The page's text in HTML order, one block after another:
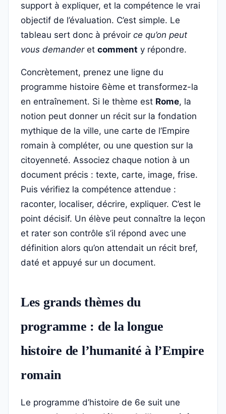
support à expliquer, et la compétence le vrai
objectif de l’évaluation. C’est simple. Le
tableau sert donc à prévoir ce qu’on peut
vous demanderet comment y répondre.
Concrètement, prenez une ligne du
programme histoire 6ème et transformez-la
en entraînement. Si le thème est Rome, la
notion peut donner un récit sur la fondation
mythique de la ville, une carte de l’Empire
romain à compléter, ou une question sur la
citoyenneté. Associez chaque notion à un
document précis : texte, carte, image, frise.
Puis vérifiez la compétence attendue :
raconter, localiser, décrire, expliquer. C’est le
point décisif. Un élève peut connaître la leçon
et rater son contrôle s’il répond avec une
définition alors qu’on attendait un récit bref,
daté et appuyé sur un document.
Les grands thèmes du
programme : de la longue
histoire de l’humanité à l’Empire
romain
Le programme d’histoire de 6e suit une